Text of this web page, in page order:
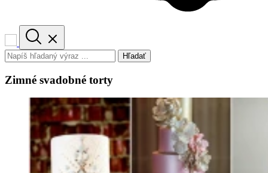
Hľadať
Zimné svadobné torty